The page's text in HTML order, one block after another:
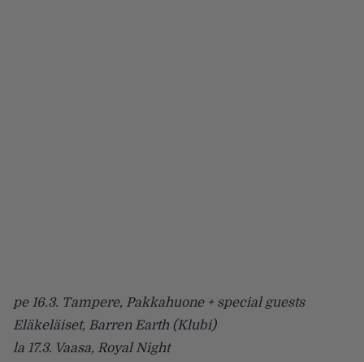
pe 16.3. Tampere, Pakkahuone + special guests
Eläkeläiset, Barren Earth (Klubi)
la 17.3. Vaasa, Royal Night